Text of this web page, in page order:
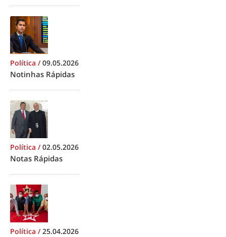
Política /09.05.2026
Notinhas Rápidas
Política /02.05.2026
Notas Rápidas
Política /25.04.2026